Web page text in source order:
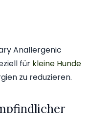
Anallergenic
für kleine Hunde
zu reduzieren.